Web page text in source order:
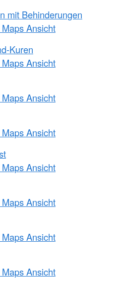
mit Behinderungen
Ansicht
Kuren
Ansicht
Ansicht
Ansicht
Ansicht
Ansicht
Ansicht
Ansicht